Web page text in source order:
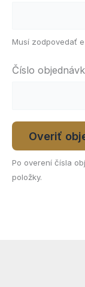
Musí zodpovedať
Číslo
Overiť
Po overení čísla
položky.